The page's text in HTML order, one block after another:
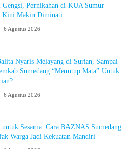
Gengsi, Pernikahan di KUA Sumur
Kini Makin Diminati
6 Agustus 2026
Nyaris Melayang di Surian, Sampai
Sumedang “Menutup Mata” Untuk
6 Agustus 2026
Sesama: Cara BAZNAS Sumedang
Warga Jadi Kekuatan Mandiri